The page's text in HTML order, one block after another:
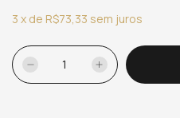
3 x de R$73,33 sem juros